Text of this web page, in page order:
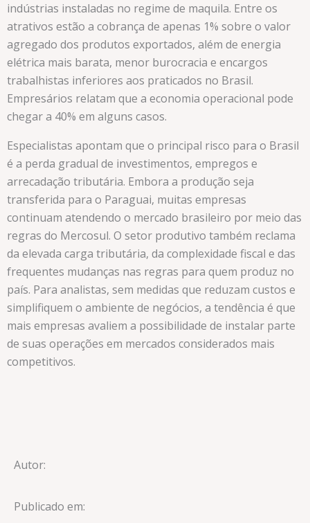
indústrias instaladas no regime de maquila. Entre os
atrativos estão a cobrança de apenas 1% sobre o valor
agregado dos produtos exportados, além de energia
elétrica mais barata, menor burocracia e encargos
trabalhistas inferiores aos praticados no Brasil.
Empresários relatam que a economia operacional pode
chegar a 40% em alguns casos.
Especialistas apontam que o principal risco para o Brasil
é a perda gradual de investimentos, empregos e
arrecadação tributária. Embora a produção seja
transferida para o Paraguai, muitas empresas
continuam atendendo o mercado brasileiro por meio das
regras do Mercosul. O setor produtivo também reclama
da elevada carga tributária, da complexidade fiscal e das
frequentes mudanças nas regras para quem produz no
país. Para analistas, sem medidas que reduzam custos e
simplifiquem o ambiente de negócios, a tendência é que
mais empresas avaliem a possibilidade de instalar parte
de suas operações em mercados considerados mais
competitivos.
Autor:
Publicado em: